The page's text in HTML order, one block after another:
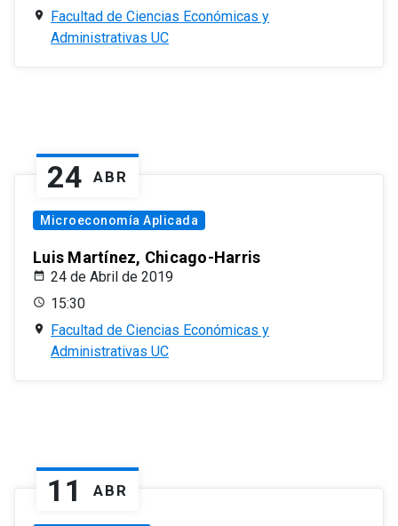
Facultad de Ciencias Económicas y
Administrativas UC
24 ABR
Microeconomía Aplicada
Luis Martínez, Chicago-Harris
24 de Abril de 2019
15:30
Facultad de Ciencias Económicas y
Administrativas UC
11 ABR